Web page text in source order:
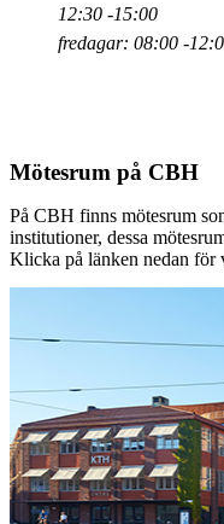
12:30 -15:00
fredagar: 08:00 -
Mötesrum på CBH
På CBH finns mötesrum
institutioner, dessa
Klicka på länken nedan för